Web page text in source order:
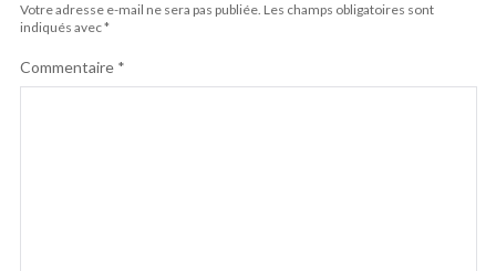
Votre adresse e-mail ne sera pas publiée. Les champs obligatoires sont
indiqués avec*
Commentaire *